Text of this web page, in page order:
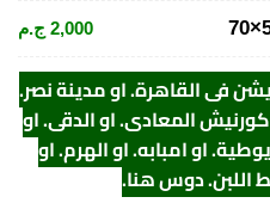
2,000 ج.م
فى القاهرة. او مدينة نصر.
المعادي. او الدقي. او
او امبابه. او الهرم. او
اللبن. دوس هنا.